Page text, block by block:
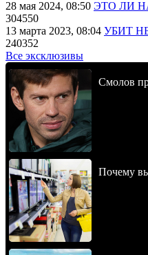
28 мая 2024, 08:50 ЭТО ЛИ
304550
13 марта 2023, 08:04 УБИТ
240352
Все эксклюзивы
Смолов
Почему